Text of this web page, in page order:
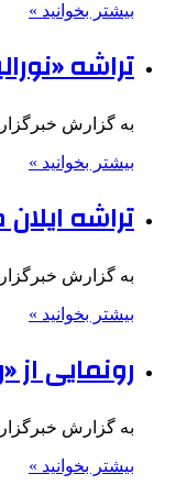
بیشتر بخوانید »
تراشه
به گزارش
بیشتر بخوانید »
تراشه
به گزارش
بیشتر بخوانید »
رونمایی
به گزارش
بیشتر بخوانید »